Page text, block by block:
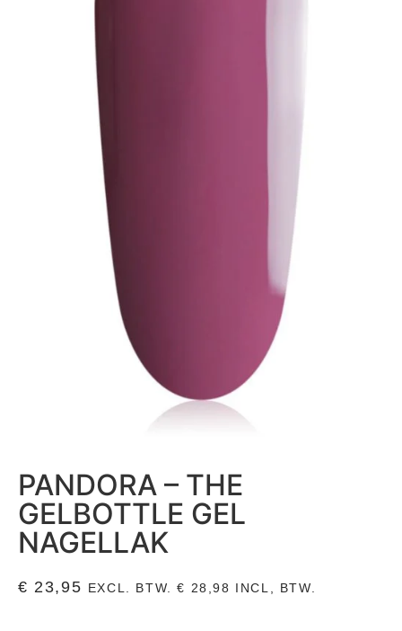
PANDORA – THE
GELBOTTLE GEL
NAGELLAK
€ 23,95 EXCL. BTW.€ 28,98 INCL, BTW.